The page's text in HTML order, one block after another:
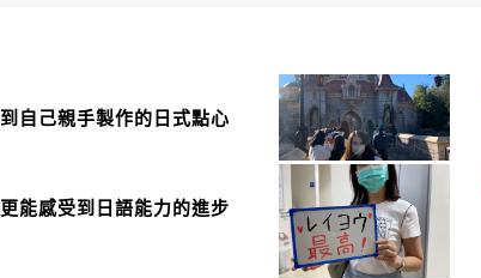
入學時必要日語程度
報名日期
報考方法說明
入學時必要日語程度
學習目的
取得學位/稱號
報名日期
報考方法說明
入學時必要日語程度
自己親手製作的日式點心
能感受到日語能力的進步